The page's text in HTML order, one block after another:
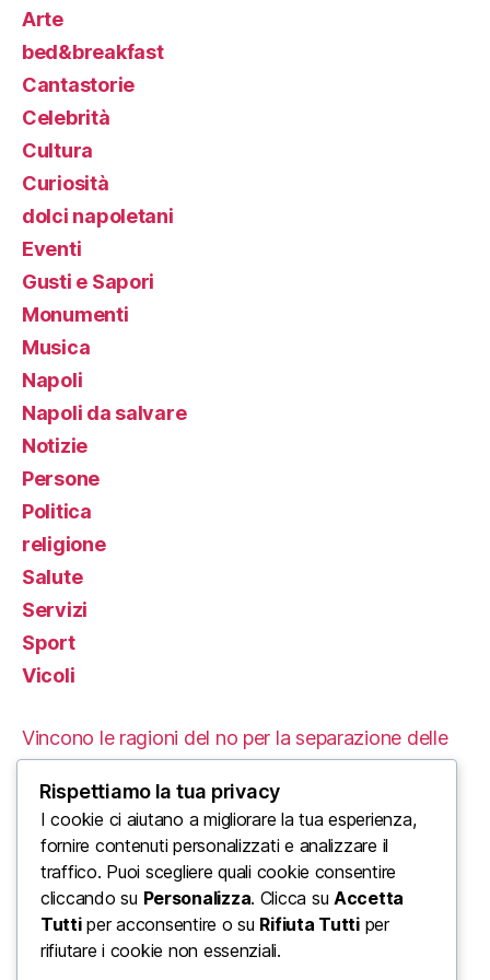
Arte
bed&breakfast
Cantastorie
Celebrità
Cultura
Curiosità
dolci napoletani
Eventi
Gusti e Sapori
Monumenti
Musica
Napoli
Napoli da salvare
Notizie
Persone
Politica
religione
Salute
Servizi
Sport
Vicoli
Vincono le ragioni del no per la separazione delle
carriere
Le Proteste in Iran: Un’Analisi delle Cause e delle
Conseguenze Tragiche
L’ordine mondiale di Trump: un enorme urlo di
disinformazione di Stato
Rispettiamo la tua privacy
I cookie ci aiutano a migliorare la tua esperienza,
fornire contenuti personalizzati e analizzare il
traffico. Puoi scegliere quali cookie consentire
cliccando su Personalizza. Clicca suAccetta
Tuttiper acconsentire o su Rifiuta Tuttiper
rifiutare i cookie non essenziali.